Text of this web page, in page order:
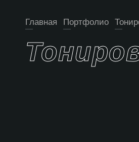
Главная Портфолио